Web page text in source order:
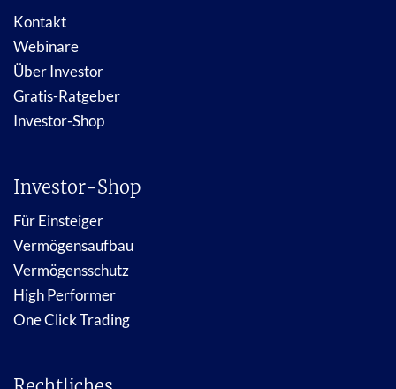
Kontakt
Webinare
Über Investor
Gratis-Ratgeber
Investor-Shop
Investor-Shop
Für Einsteiger
Vermögensaufbau
Vermögensschutz
High Performer
One Click Trading